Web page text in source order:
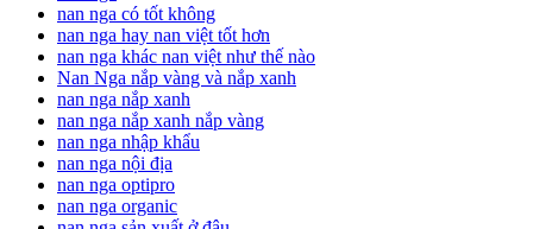
nan nga có tốt không
nan nga hay nan việt tốt hơn
nan nga khác nan việt như thế nào
Nan Nga nắp vàng và nắp xanh
nan nga nắp xanh
nan nga nắp xanh nắp vàng
nan nga nhập khẩu
nan nga nội địa
nan nga optipro
nan nga organic